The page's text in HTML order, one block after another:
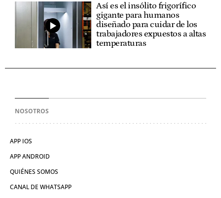
Así es el insólito frigorífico
gigante para humanos
diseñado para cuidar de los
trabajadores expuestos a altas
temperaturas
NOSOTROS
APP IOS
APP ANDROID
QUIÉNES SOMOS
CANAL DE WHATSAPP